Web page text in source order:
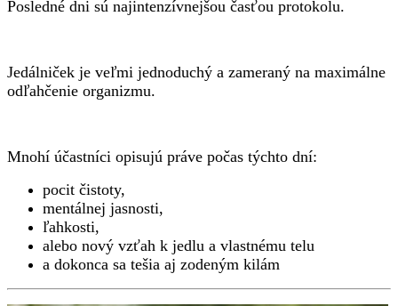
Posledné dni sú najintenzívnejšou časťou protokolu.
Jedálniček je veľmi jednoduchý a zameraný na maximálne
odľahčenie organizmu.
Mnohí účastníci opisujú práve počas týchto dní:
pocit čistoty,
mentálnej jasnosti,
ľahkosti,
alebo nový vzťah k jedlu a vlastnému telu
a dokonca sa tešia aj zodeným kilám